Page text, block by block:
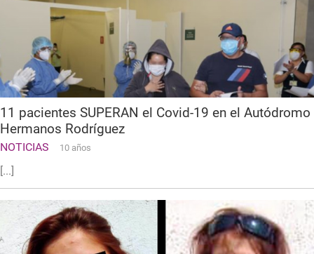
11 pacientes SUPERAN el Covid-19 en el Autódromo
Hermanos Rodríguez
NOTICIAS 10 años
[...]